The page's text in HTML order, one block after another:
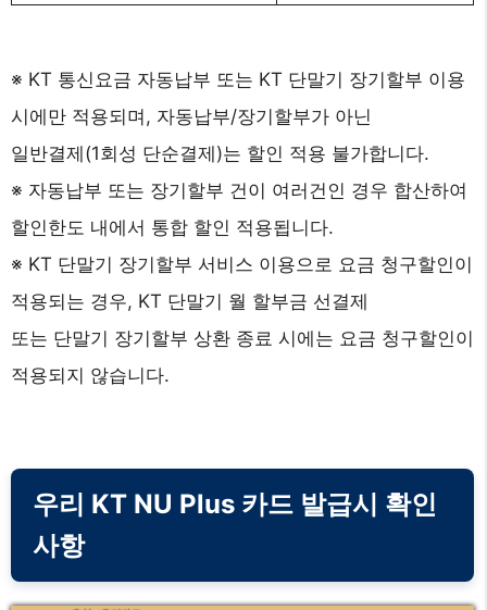
※ KT 통신요금 자동납부 또는 KT 단말기 장기할부 이용
시에만 적용되며, 자동납부/장기할부가 아닌
일반결제(1회성 단순결제)는 할인 적용 불가합니다.
※ 자동납부 또는 장기할부 건이 여러건인 경우 합산하여
할인한도 내에서 통합 할인 적용됩니다.
※ KT 단말기 장기할부 서비스 이용으로 요금 청구할인이
적용되는 경우, KT 단말기 월 할부금 선결제
또는 단말기 장기할부 상환 종료 시에는 요금 청구할인이
적용되지 않습니다.
우리 KT NU Plus 카드 발급시 확인
사항